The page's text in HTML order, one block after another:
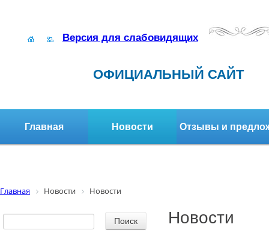
Версия для слабовидящих
ОФИЦИАЛЬНЫЙ САЙТ
Главная Новости Отзывы и
Главная Новости Новости
Новости